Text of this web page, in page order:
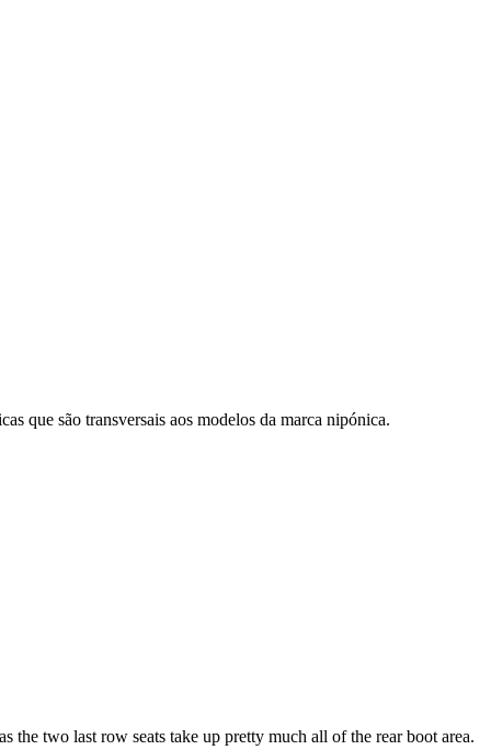
que são transversais aos modelos da marca nipónica.
the two last row seats take up pretty much all of the rear boot area.